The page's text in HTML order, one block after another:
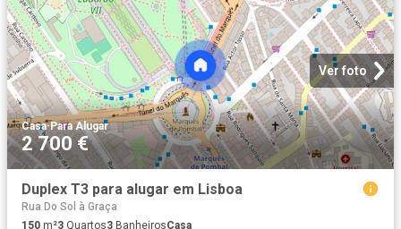
Ver foto
Casa·Para Alugar
2 700 €
Duplex T3 para alugar em Lisboa
Rua Do Sol à Graça
150 m²3 Quartos3 BanheirosCasa